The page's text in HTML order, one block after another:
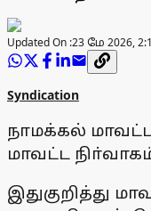
Updated On :23 மே 2026,
Syndication
நாமக்கல்
மாவட்ட
இதுகுறித்து